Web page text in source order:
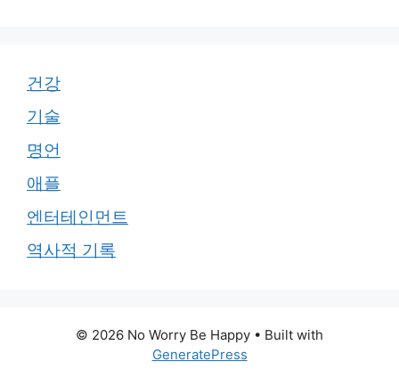
건강
기술
명언
애플
엔터테인먼트
역사적 기록
© 2026 No Worry Be Happy • Built with
GeneratePress